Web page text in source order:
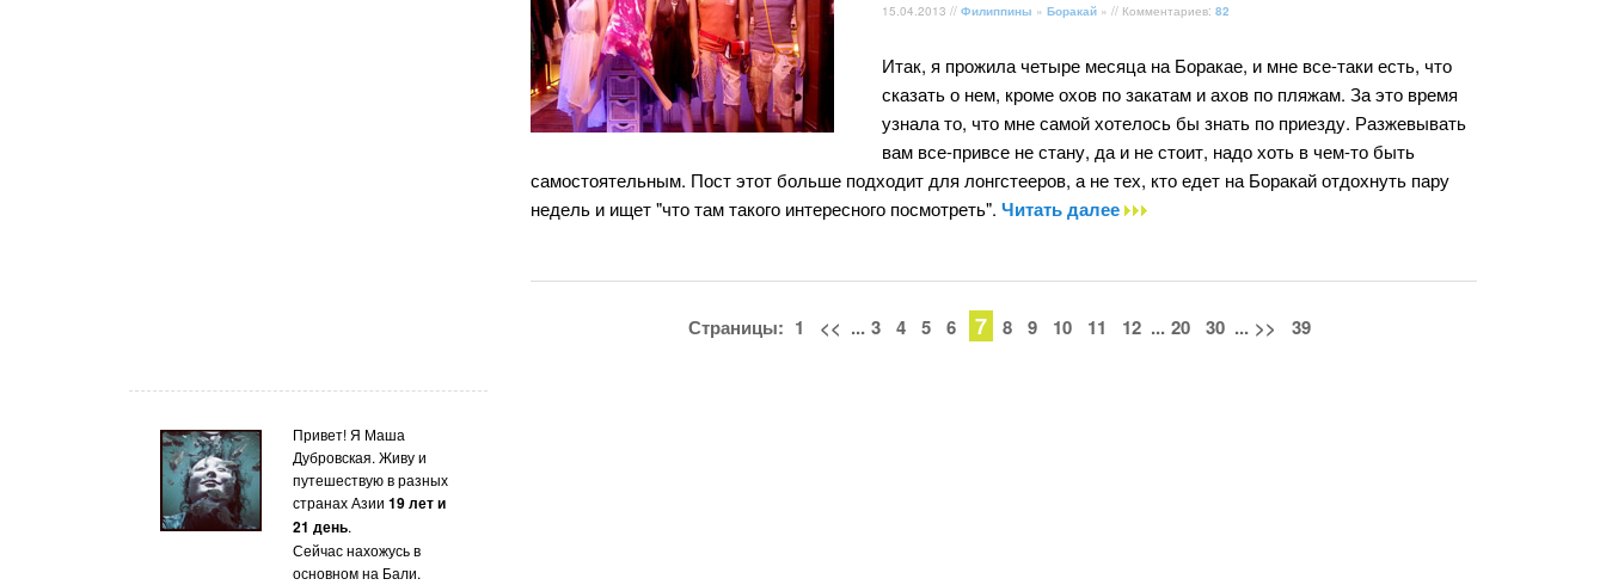
15.04.2013 // Филиппины » Боракай » // Комментариев: 82
Итак, я прожила четыре месяца на Боракае, и мне все-таки есть, что
сказать о нем, кроме охов по закатам и ахов по пляжам. За это время
узнала то, что мне самой хотелось бы знать по приезду. Разжевывать
вам все-привсе не стану, да и не стоит, надо хоть в чем-то быть
самостоятельным. Пост этот больше подходит для лонгстееров, а не тех, кто едет на Боракай отдохнуть пару
недель и ищет "что там такого интересного посмотреть". Читать далее
Страницы: 1 << ... 3 4 5 6 7 8 9 10 11 12 ... 20 30 ... >> 39
Привет! Я Маша
Дубровская. Живу и
путешествую в разных
странах Азии 19 лет и
21 день.
Сейчас нахожусь в
основном на Бали.